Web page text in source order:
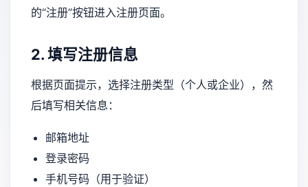
的“注册”按钮进入注册页面。
2. 填写注册信息
根据页面提示，选择注册类型（个人或企业），然
后填写相关信息：
邮箱地址
登录密码
手机号码（用于验证）